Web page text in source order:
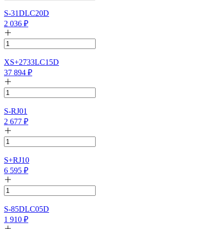
S-31DLC20D
2 036 ₽
XS+2733LC15D
37 894 ₽
S-RJ01
2 677 ₽
S+RJ10
6 595 ₽
S-85DLC05D
1 910 ₽